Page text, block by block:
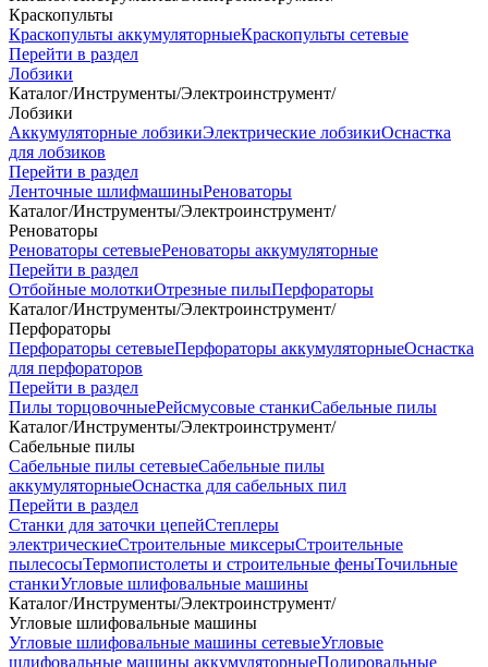
Краскопульты
Краскопульты аккумуляторныеКраскопульты сетевые
Перейти в раздел
Лобзики
Каталог/Инструменты/Электроинструмент/
Лобзики
Аккумуляторные лобзикиЭлектрические лобзикиОснастка
для лобзиков
Перейти в раздел
Ленточные шлифмашиныРеноваторы
Каталог/Инструменты/Электроинструмент/
Реноваторы
Реноваторы сетевыеРеноваторы аккумуляторные
Перейти в раздел
Отбойные молоткиОтрезные пилыПерфораторы
Каталог/Инструменты/Электроинструмент/
Перфораторы
Перфораторы сетевыеПерфораторы аккумуляторныеОснастка
для перфораторов
Перейти в раздел
Пилы торцовочныеРейсмусовые станкиСабельные пилы
Каталог/Инструменты/Электроинструмент/
Сабельные пилы
Сабельные пилы сетевыеСабельные пилы
аккумуляторныеОснастка для сабельных пил
Перейти в раздел
Станки для заточки цепейСтеплеры
электрическиеСтроительные миксерыСтроительные
пылесосыТермопистолеты и строительные феныТочильные
станкиУгловые шлифовальные машины
Каталог/Инструменты/Электроинструмент/
Угловые шлифовальные машины
Угловые шлифовальные машины сетевыеУгловые
шлифовальные машины аккумуляторныеПолировальные